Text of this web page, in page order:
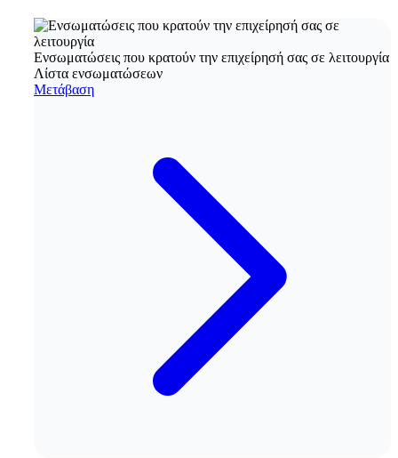
Ενσωματώσεις που κρατούν την επιχείρησή σας σε λειτουργία
Λίστα ενσωματώσεων
Μετάβαση